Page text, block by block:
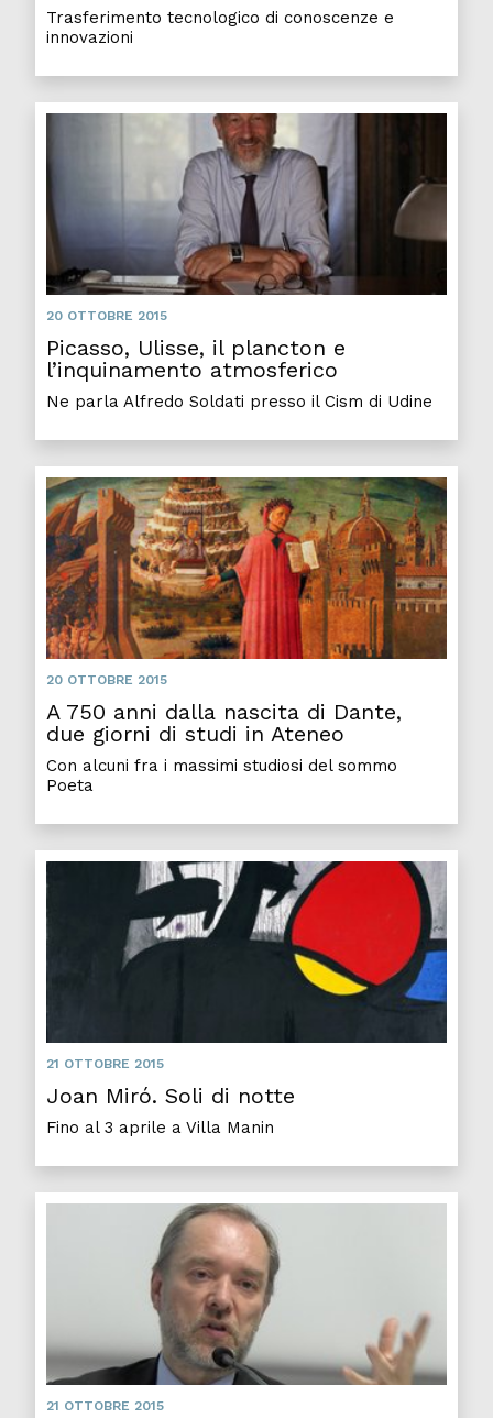
Trasferimento tecnologico di conoscenze e
innovazioni
20 OTTOBRE 2015
Picasso, Ulisse, il plancton e
l’inquinamento atmosferico
Ne parla Alfredo Soldati presso il Cism di Udine
20 OTTOBRE 2015
A 750 anni dalla nascita di Dante,
due giorni di studi in Ateneo
Con alcuni fra i massimi studiosi del sommo
Poeta
21 OTTOBRE 2015
Joan Miró. Soli di notte
Fino al 3 aprile a Villa Manin
21 OTTOBRE 2015